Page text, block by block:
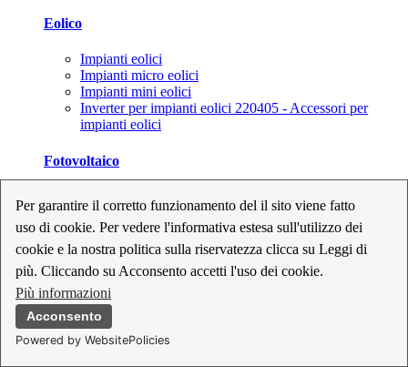
Per garantire il corretto funzionamento del il sito viene fatto
uso di cookie. Per vedere l'informativa estesa sull'utilizzo dei
cookie e la nostra politica sulla riservatezza clicca su Leggi di
più. Cliccando su Acconsento accetti l'uso dei cookie.
Più informazioni
Acconsento
Powered by WebsitePolicies
Eolico
Impianti eolici
Impianti micro eolici
Impianti mini eolici
Inverter per impianti eolici 220405 - Accessori per
impianti eolici
Fotovoltaico
Inverter per impianti fotovoltaici
Kit per impianti fotovoltaici
Moduli fotovoltaici
Sistemi di monitoraggio per impianti fotovoltaici
Strumenti di collaudo e configurazione per impianti
fotovoltaici
Supporti per impianti fotovoltaici
Geotermia